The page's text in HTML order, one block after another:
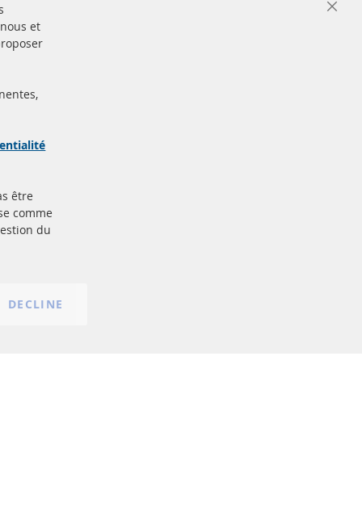
Close
et
être
comme
du
DECLINE